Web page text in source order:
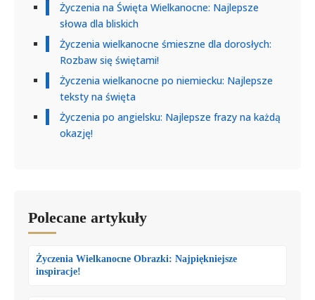
Życzenia na Święta Wielkanocne: Najlepsze
słowa dla bliskich
Życzenia wielkanocne śmieszne dla dorosłych:
Rozbaw się świętami!
Życzenia wielkanocne po niemiecku: Najlepsze
teksty na święta
Życzenia po angielsku: Najlepsze frazy na każdą
okazję!
Polecane artykuły
Życzenia Wielkanocne Obrazki: Najpiękniejsze
inspiracje!